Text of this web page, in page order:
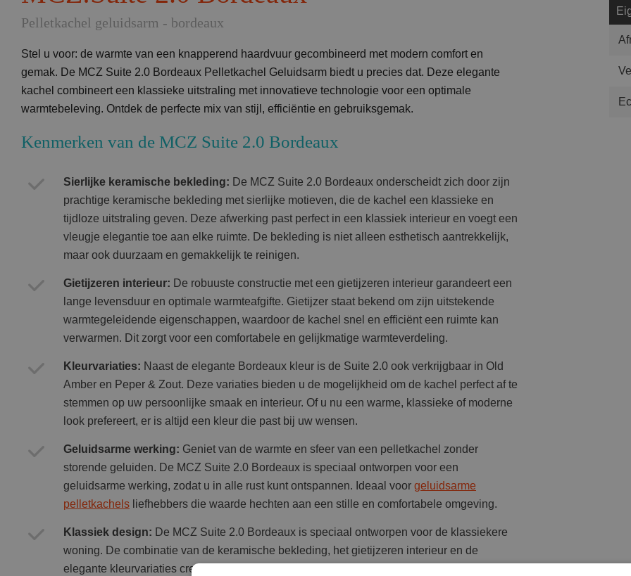
Pelletkachel geluidsarm - bordeaux
Stel u voor: de warmte van een knapperend haardvuur gecombineerd met modern comfort en
gemak. De MCZ Suite 2.0 Bordeaux Pelletkachel Geluidsarm biedt u precies dat. Deze elegante
kachel combineert een klassieke uitstraling met innovatieve technologie voor een optimale
warmtebeleving. Ontdek de perfecte mix van stijl, efficiëntie en gebruiksgemak.
Kenmerken van de MCZ Suite 2.0 Bordeaux
Sierlijke keramische bekleding: De MCZ Suite 2.0 Bordeaux onderscheidt zich door zijn
prachtige keramische bekleding met sierlijke motieven, die de kachel een klassieke en
tijdloze uitstraling geven. Deze afwerking past perfect in een klassiek interieur en voegt een
vleugje elegantie toe aan elke ruimte. De bekleding is niet alleen esthetisch aantrekkelijk,
maar ook duurzaam en gemakkelijk te reinigen.
Gietijzeren interieur: De robuuste constructie met een gietijzeren interieur garandeert een
lange levensduur en optimale warmteafgifte. Gietijzer staat bekend om zijn uitstekende
warmtegeleidende eigenschappen, waardoor de kachel snel en efficiënt een ruimte kan
verwarmen. Dit zorgt voor een comfortabele en gelijkmatige warmteverdeling.
Kleurvariaties: Naast de elegante Bordeaux kleur is de Suite 2.0 ook verkrijgbaar in Old
Amber en Peper & Zout. Deze variaties bieden u de mogelijkheid om de kachel perfect af te
stemmen op uw persoonlijke smaak en interieur. Of u nu een warme, klassieke of moderne
look prefereert, er is altijd een kleur die past bij uw wensen.
Geluidsarme werking: Geniet van de warmte en sfeer van een pelletkachel zonder
storende geluiden. De MCZ Suite 2.0 Bordeaux is speciaal ontworpen voor een
geluidsarme werking, zodat u in alle rust kunt ontspannen. Ideaal voor geluidsarme
pelletkachels liefhebbers die waarde hechten aan een stille en comfortabele omgeving.
Klassiek design: De MCZ Suite 2.0 Bordeaux is speciaal ontworpen voor de klassiekere
woning. De combinatie van de keramische bekleding, het gietijzeren interieur en de
elegante kleurvariaties creëren een tijdloze uitstraling die perfect past in een traditioneel